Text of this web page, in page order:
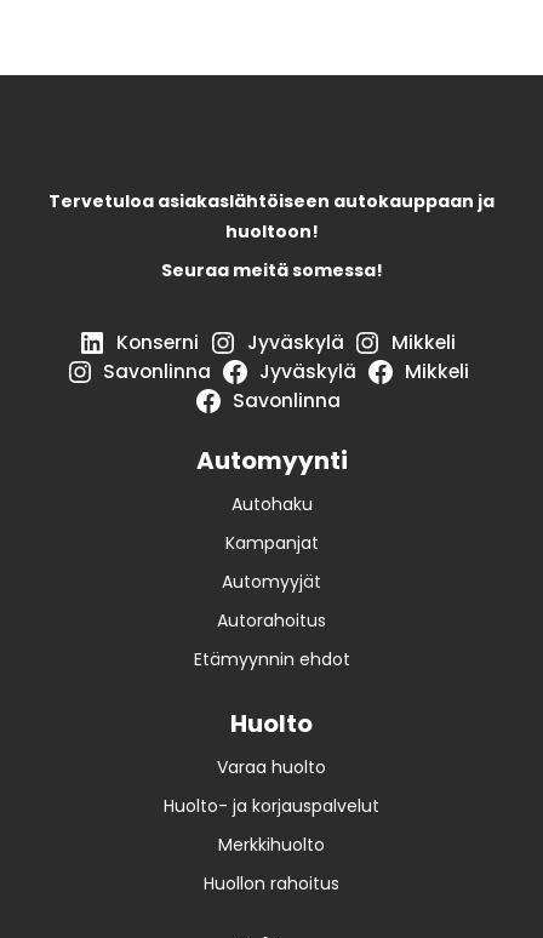
Tervetuloa asiakaslähtöiseen autokauppaan ja
huoltoon!
Seuraa meitä somessa!
Konserni Jyväskylä
Mikkeli
Savonlinna
Jyväskylä
Mikkeli
Savonlinna
Automyynti
Autohaku
Kampanjat
Automyyjät
Autorahoitus
Etämyynnin ehdot
Huolto
Varaa huolto
Huolto- ja korjauspalvelut
Merkkihuolto
Huollon rahoitus